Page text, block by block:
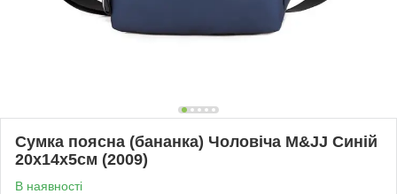
Сумка поясна (бананка) Чоловіча M&JJ Синій
20х14х5см (2009)
В наявності